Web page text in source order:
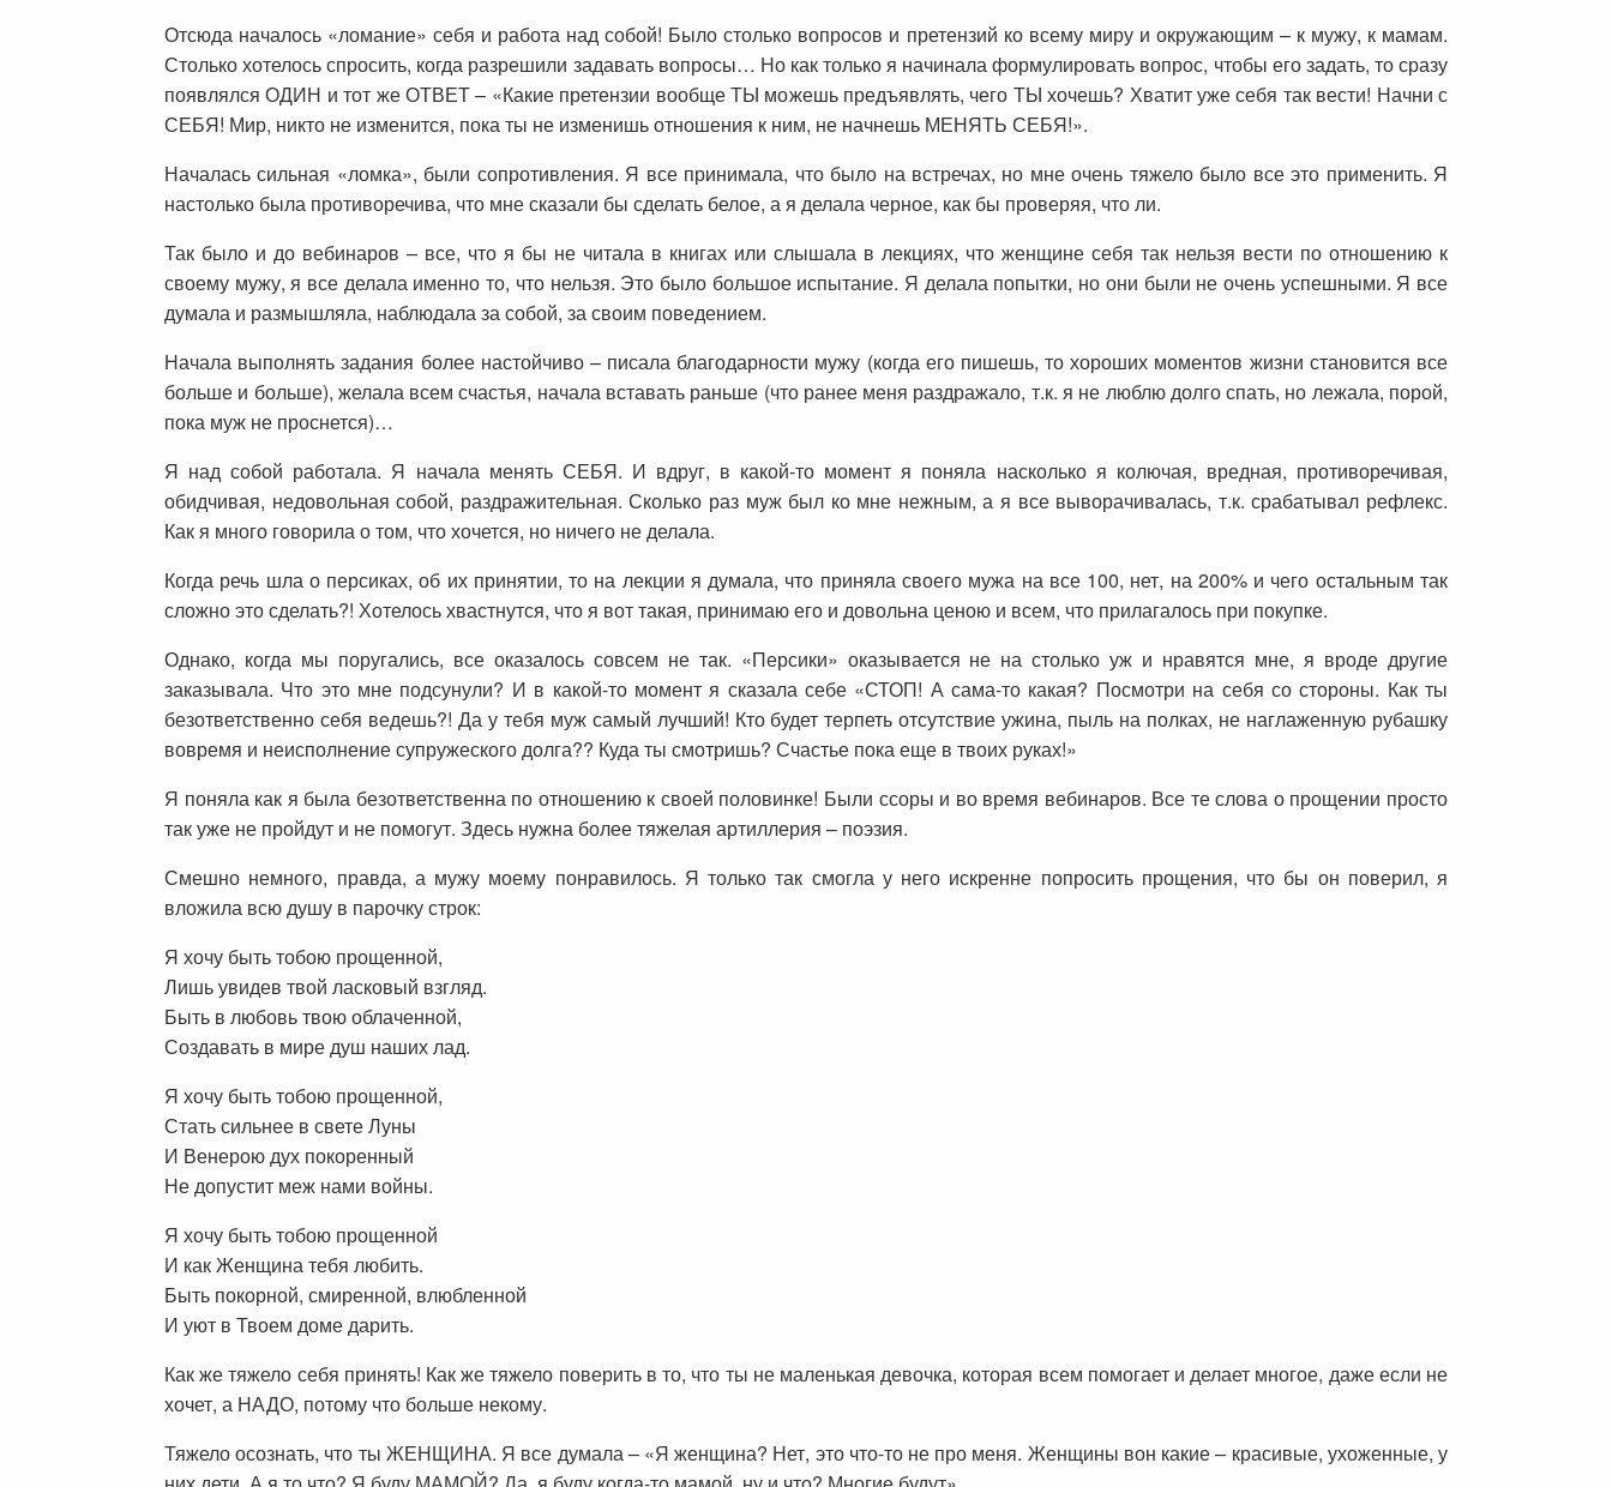
Отсюда началось «ломание» себя и работа над собой! Было столько вопросов и претензий ко всему миру и окружающим – к мужу, к мамам.
Столько хотелось спросить, когда разрешили задавать вопросы… Но как только я начинала формулировать вопрос, чтобы его задать, то сразу
появлялся ОДИН и тот же ОТВЕТ – «Какие претензии вообще ТЫ можешь предъявлять, чего ТЫ хочешь? Хватит уже себя так вести! Начни с
СЕБЯ! Мир, никто не изменится, пока ты не изменишь отношения к ним, не начнешь МЕНЯТЬ СЕБЯ!».
Началась сильная «ломка», были сопротивления. Я все принимала, что было на встречах, но мне очень тяжело было все это применить. Я
настолько была противоречива, что мне сказали бы сделать белое, а я делала черное, как бы проверяя, что ли.
Так было и до вебинаров – все, что я бы не читала в книгах или слышала в лекциях, что женщине себя так нельзя вести по отношению к
своему мужу, я все делала именно то, что нельзя. Это было большое испытание. Я делала попытки, но они были не очень успешными. Я все
думала и размышляла, наблюдала за собой, за своим поведением.
Начала выполнять задания более настойчиво – писала благодарности мужу (когда его пишешь, то хороших моментов жизни становится все
больше и больше), желала всем счастья, начала вставать раньше (что ранее меня раздражало, т.к. я не люблю долго спать, но лежала, порой,
пока муж не проснется)…
Я над собой работала. Я начала менять СЕБЯ. И вдруг, в какой-то момент я поняла насколько я колючая, вредная, противоречивая,
обидчивая, недовольная собой, раздражительная. Сколько раз муж был ко мне нежным, а я все выворачивалась, т.к. срабатывал рефлекс.
Как я много говорила о том, что хочется, но ничего не делала.
Когда речь шла о персиках, об их принятии, то на лекции я думала, что приняла своего мужа на все 100, нет, на 200% и чего остальным так
сложно это сделать?! Хотелось хвастнутся, что я вот такая, принимаю его и довольна ценою и всем, что прилагалось при покупке.
Однако, когда мы поругались, все оказалось совсем не так. «Персики» оказывается не на столько уж и нравятся мне, я вроде другие
заказывала. Что это мне подсунули? И в какой-то момент я сказала себе «СТОП! А сама-то какая? Посмотри на себя со стороны. Как ты
безответственно себя ведешь?! Да у тебя муж самый лучший! Кто будет терпеть отсутствие ужина, пыль на полках, не наглаженную рубашку
вовремя и неисполнение супружеского долга?? Куда ты смотришь? Счастье пока еще в твоих руках!»
Я поняла как я была безответственна по отношению к своей половинке! Были ссоры и во время вебинаров. Все те слова о прощении просто
так уже не пройдут и не помогут. Здесь нужна более тяжелая артиллерия – поэзия.
Смешно немного, правда, а мужу моему понравилось. Я только так смогла у него искренне попросить прощения, что бы он поверил, я
вложила всю душу в парочку строк:
Я хочу быть тобою прощенной,
Лишь увидев твой ласковый взгляд.
Быть в любовь твою облаченной,
Создавать в мире душ наших лад.
Я хочу быть тобою прощенной,
Стать сильнее в свете Луны
И Венерою дух покоренный
Не допустит меж нами войны.
Я хочу быть тобою прощенной
И как Женщина тебя любить.
Быть покорной, смиренной, влюбленной
И уют в Твоем доме дарить.
Как же тяжело себя принять! Как же тяжело поверить в то, что ты не маленькая девочка, которая всем помогает и делает многое, даже если не
хочет, а НАДО, потому что больше некому.
Тяжело осознать, что ты ЖЕНЩИНА. Я все думала – «Я женщина? Нет, это что-то не про меня. Женщины вон какие – красивые, ухоженные, у